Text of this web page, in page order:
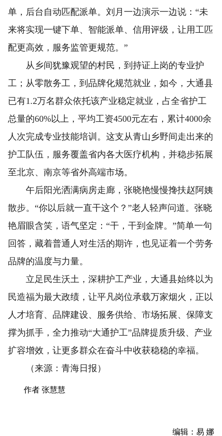
单，后台自动匹配派单。刘月一边演示一边说：“未
来将实现一键下单、智能派单、信用评级，让用工匹
配更高效，服务监管更规范。”
从乡间犹豫观望的村民，到持证上岗的专业护
工；从零散务工，到品牌化规范就业，如今，大通县
已有1.2万名群众依托该产业稳定就业，占全省护工
总量的60%以上，平均工资4500元左右，累计4000余
人次完成专业技能培训。这支从青山乡野间走出来的
护工队伍，服务覆盖省内各大医疗机构，并稳步拓展
至北京、南京等省外高端市场。
午后阳光洒满病房走廊，张晓艳慢慢搀扶赵阿姨
散步。“你以后就一直干这个？”老人轻声问道。张晓
艳眉眼含笑，语气坚定：“干，干到金牌。”简单一句
回答，藏着普通人对生活的期许，也见证着一个劳务
品牌的温度与力量。
立足民生沃土，深耕护工产业，大通县始终以为
民造福为最大政绩，让平凡岗位承载万家烟火，正以
人才培育、品牌建设、服务供给、市场拓展、保障支
撑为抓手，全力推动“大通护工”品牌提质升级、产业
扩容增效，让更多群众在奋斗中收获稳稳的幸福。
（来源：青海日报）
作者 张慧慧
编辑：易 娜